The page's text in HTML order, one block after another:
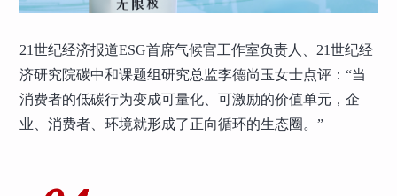
21世纪经济报道ESG首席气候官工作室负责人、21世纪经
济研究院碳中和课题组研究总监李德尚玉女士点评：“当
消费者的低碳行为变成可量化、可激励的价值单元，企
业、消费者、环境就形成了正向循环的生态圈。”